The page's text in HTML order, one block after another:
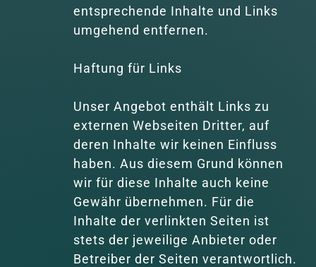
entsprechende Inhalte und Links
umgehend entfernen.
Haftung für Links
Unser Angebot enthält Links zu
externen Webseiten Dritter, auf
deren Inhalte wir keinen Einfluss
haben. Aus diesem Grund können
wir für diese Inhalte auch keine
Gewähr übernehmen. Für die
Inhalte der verlinkten Seiten ist
stets der jeweilige Anbieter oder
Betreiber der Seiten verantwortlich.